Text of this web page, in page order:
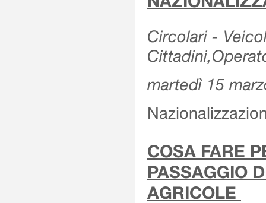
Circolari -
martedì 15
COSA FARE
PASSAGGIO
AGRICOLE